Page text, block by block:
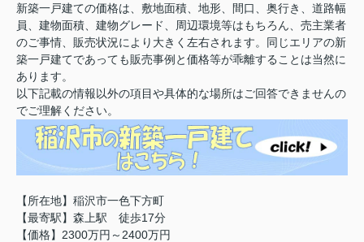
新築一戸建ての価格は、敷地面積、地形、間口、奥行き、道路幅
員、建物面積、建物グレード、周辺環境等はもちろん、売主業者
のご事情、販売状況により大きく左右されます。同じエリアの新
築一戸建てであっても販売事例と価格等が乖離することは当然に
あります。
以下記載の情報以外の項目や具体的な場所はご回答できませんの
でご理解ください。
【所在地】稲沢市一色下方町
【最寄駅】森上駅 徒歩17分
【価格】2300万円～2400万円